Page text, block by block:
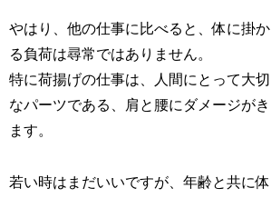
やはり、他の仕事に比べると、体に掛か
る負荷は尋常ではありません。
特に荷揚げの仕事は、人間にとって大切
なパーツである、肩と腰にダメージがき
ます。
若い時はまだいいですが、年齢と共に体